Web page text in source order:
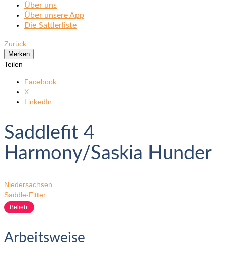
Über uns
Über unsere App
Die Sattlerliste
Zurück
Merken
Teilen
Facebook
X
LinkedIn
Saddlefit 4
Harmony/Saskia Hunder
Niedersachsen
Saddle-Fitter
Beliebt
Arbeitsweise